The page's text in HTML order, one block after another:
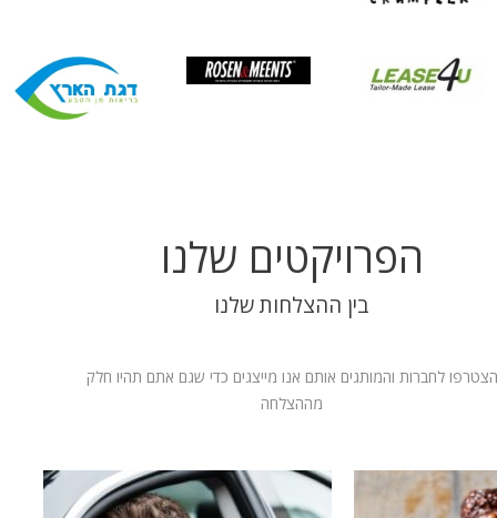
הפרויקטים שלנו
בין ההצלחות שלנו
הצטרפו לחברות והמותגים אותם אנו מייצגים כדי שגם אתם תהיו חלק
מההצלחה